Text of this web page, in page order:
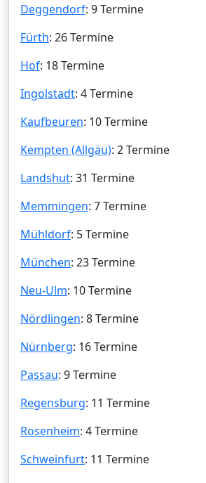
Deggendorf: 9 Termine
Fürth: 26 Termine
Hof: 18 Termine
Ingolstadt: 4 Termine
Kaufbeuren: 10 Termine
Kempten (Allgäu): 2 Termine
Landshut: 31 Termine
Memmingen: 7 Termine
Mühldorf: 5 Termine
München: 23 Termine
Neu-Ulm: 10 Termine
Nördlingen: 8 Termine
Nürnberg: 16 Termine
Passau: 9 Termine
Regensburg: 11 Termine
Rosenheim: 4 Termine
Schweinfurt: 11 Termine